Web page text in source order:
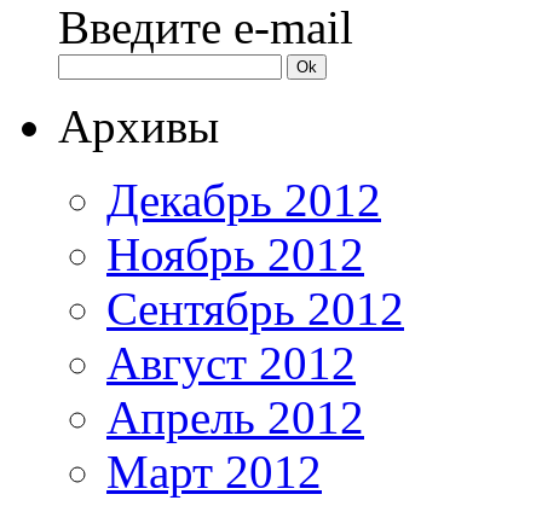
Введите e-mail
Архивы
Декабрь 2012
Ноябрь 2012
Сентябрь 2012
Август 2012
Апрель 2012
Март 2012